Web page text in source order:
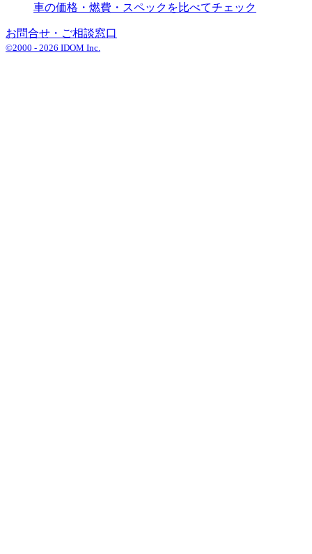
車の価格・燃費・スペックを比べてチェック
お問合せ・ご相談窓口
©2000 - 2026 IDOM Inc.